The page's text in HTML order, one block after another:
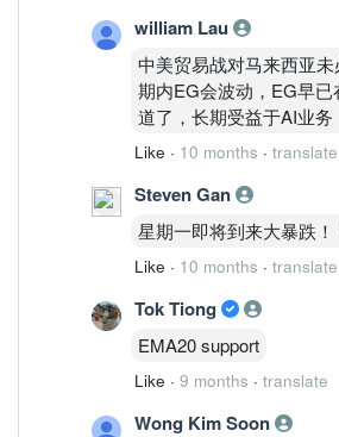
william Lau
中美贸易战对马来西亚
期内EG会波动，EG早
道了，长期受益于AI业务
Like · 10 months · translate
Steven Gan
星期一即将到来大暴跌
Like · 10 months · translate
Tok Tiong
EMA20 support
Like · 9 months · translate
Wong Kim Soon